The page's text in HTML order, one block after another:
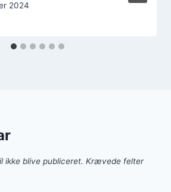
2024
ikke blive publiceret. Krævede felter